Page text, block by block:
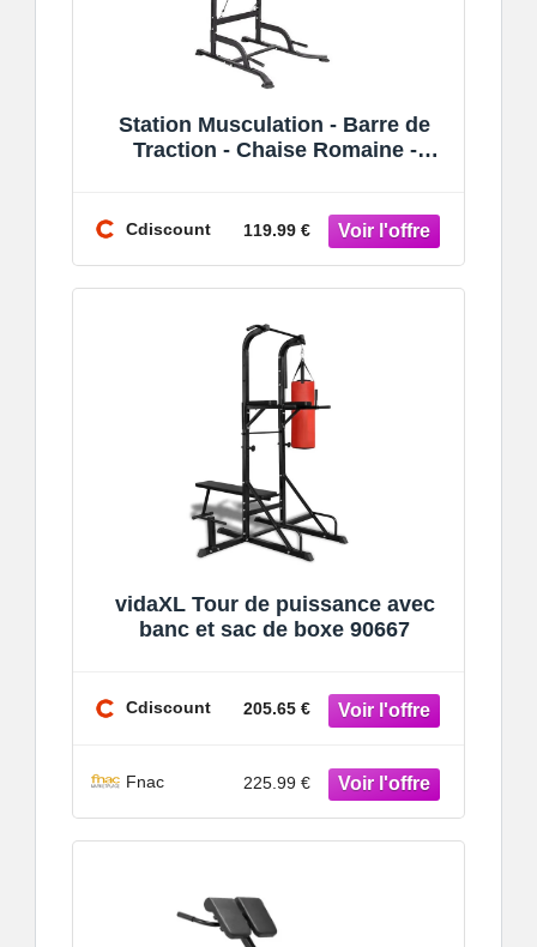
Station Musculation - Barre de
Traction - Chaise Romaine -
Cdiscount 119.99 €
vidaXL Tour de puissance avec
banc et sac de boxe 90667
Cdiscount 205.65 €
Fnac 225.99 €